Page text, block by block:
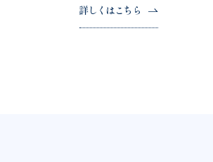
詳しくはこちら